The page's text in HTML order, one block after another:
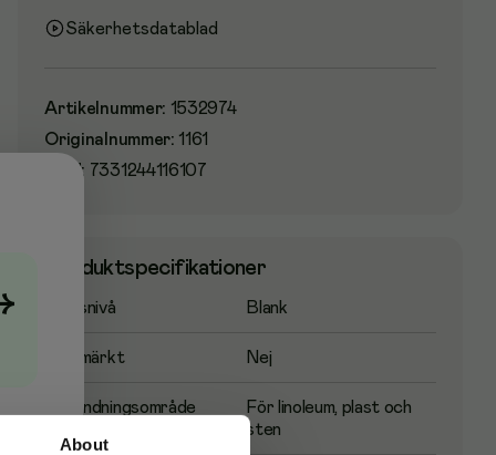
About
Säkerhetsdatablad
Artikelnummer: 1532974
Originalnummer: 1161
EAN: 7331244116107
Produktspecifikationer
Glansnivå Blank
Miljömärkt Nej
Användningsområde
För linoleum, plast och
sten